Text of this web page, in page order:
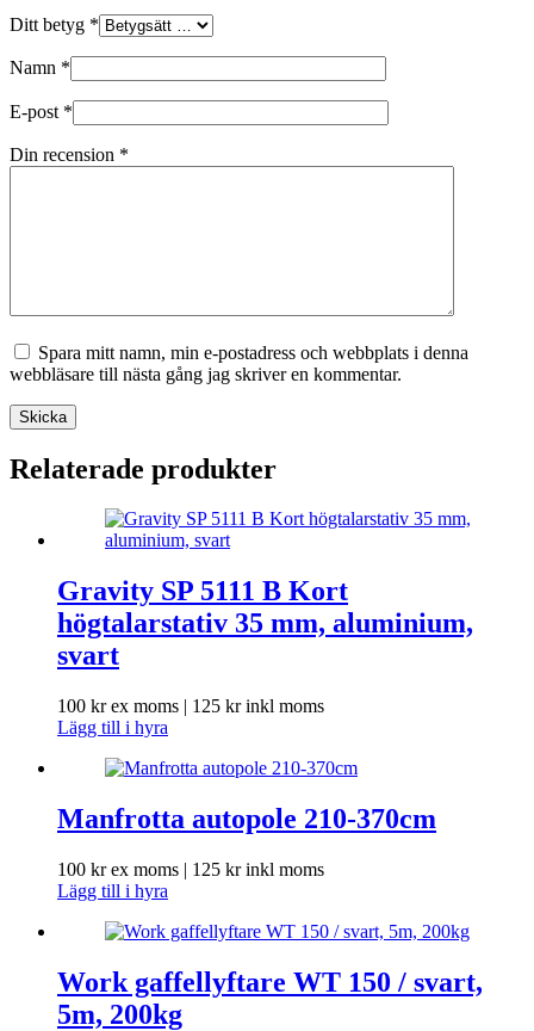
Ditt betyg *
Namn *
E-post *
Din recension *
Spara mitt namn, min e-postadress och webbplats i denna
webbläsare till nästa gång jag skriver en kommentar.
Skicka
Relaterade produkter
Gravity SP 5111 B Kort
högtalarstativ 35 mm, aluminium,
svart
100 krex moms | 125 krinkl moms
Lägg till i hyra
Manfrotta autopole 210-370cm
100 krex moms | 125 krinkl moms
Lägg till i hyra
Work gaffellyftare WT 150 / svart,
5m, 200kg